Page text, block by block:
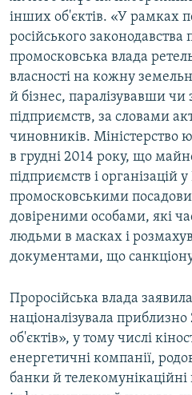
інших об'єктів. «У рамках
російського законодавства
промосковська влада
власності на кожну
й бізнес, паралізувавши
підприємств, за словами
чиновників. Міністерство
в грудні 2014 року, що
підприємств і організацій
промосковськими
довіреними особами, які
людьми в масках і
документами, що
Проросійська влада
націоналізувала
об'єктів», у тому числі
енергетичні компанії,
банки й